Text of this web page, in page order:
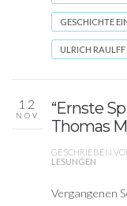
GESCHICHTE
ULRICH RAULFF
12
NOV
“Ernste
Thomas
GESCHRIEBEN
LESUNGEN
Vergangenen